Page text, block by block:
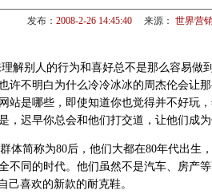
发布： 2008-2-26 14:45:40来源： 世界营
解别人的行为和喜好总不是那么容易
许不明白为什么冷冷冰冰的周杰伦会让
站是哪些，即使知道你也觉得并不好玩
，迟早你总会和他们打交道，让他们成
体简称为80后，他们大都在80年代出生
不同的时代。他们虽然不是汽车、房产
己喜欢的新款的耐克鞋。